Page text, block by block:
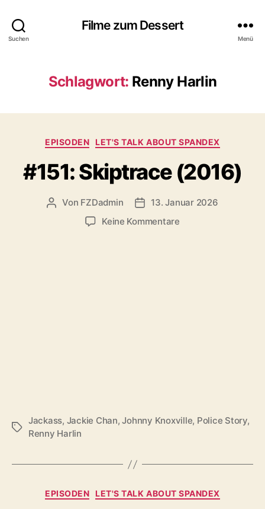
Suchen
Filme zum Dessert
Menü
Schlagwort: Renny Harlin
Kategorien
EPISODEN LET'S TALK ABOUT SPANDEX
#151: Skiptrace (2016)
Beitragsautor
Von FZDadmin Veröffentlichungsdatum
13. Januar 2026
Keine Kommentarezu
Schlagwörter
Jackass, Jackie Chan,Johnny Knoxville, Police Story,
Renny Harlin
Kategorien
EPISODEN LET'S TALK ABOUT SPANDEX